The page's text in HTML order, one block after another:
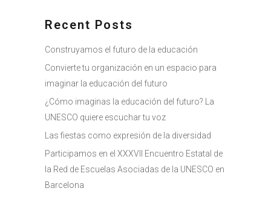
Recent Posts
Construyamos el futuro de la educación
Convierte tu organización en un espacio para
imaginar la educación del futuro
¿Cómo imaginas la educación del futuro? La
UNESCO quiere escuchar tu voz
Las fiestas como expresión de la diversidad
Participamos en el XXXVII Encuentro Estatal de
la Red de Escuelas Asociadas de la UNESCO en
Barcelona